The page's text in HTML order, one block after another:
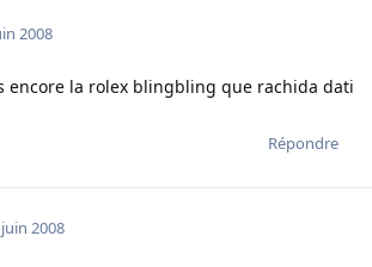
2008
encore la rolex blingbling que rachida dati
Répondre
2008